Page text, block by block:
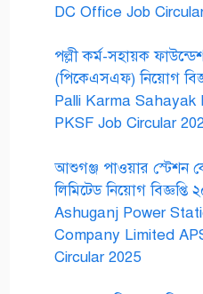
DC Office Job
পল্লী কর্ম-সহায়ক
(পিকেএসএফ) নিয়োগ
Palli Karma Sahayak
PKSF Job Circular
আশুগঞ্জ পাওয়ার স্টেশন
লিমিটেড নিয়োগ বিজ্ঞপ্তি
Ashuganj Power
Company Limited
Circular 2025